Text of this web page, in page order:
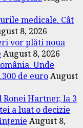
medicale. Cât
8, 2026
vor plăti noua
August 8, 2026
Unde
de euroAugust
Hartner, la 3
a luat o decizie
August 8,